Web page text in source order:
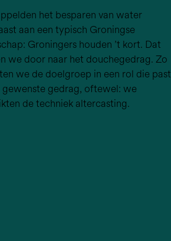
het besparen van water
aan een typisch Groningse
Groningers houden ’t kort. Dat
we door naar het douchegedrag. Zo
we de doelgroep in een rol die past
gedrag, oftewel: we
de techniek altercasting.